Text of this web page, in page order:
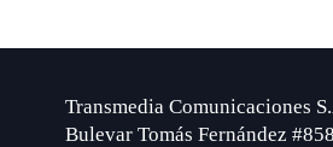
Transmedia Comunicaciones
Bulevar Tomás Fernández